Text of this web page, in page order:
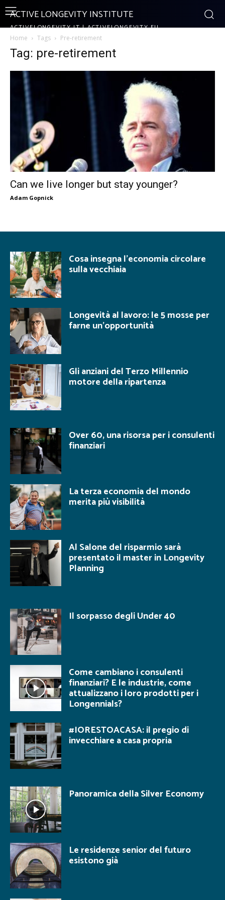
ACTIVE LONGEVITY INSTITUTE
ACTIVELONGEVITY.IT | ACTIVELONGEVITY.EU
Home Tags Pre-retirement
Tag: pre-retirement
Can we live longer but stay younger?
Adam Gopnick
Cosa insegna l’economia circolare
sulla vecchiaia
Longevità al lavoro: le 5 mosse per
farne un’opportunità
Gli anziani del Terzo Millennio
motore della ripartenza
Over 60, una risorsa per i consulenti
finanziari
La terza economia del mondo
merita più visibilità
Al Salone del risparmio sarà
presentato il master in Longevity
Planning
Il sorpasso degli Under 40
Come cambiano i consulenti
finanziari? E le industrie, come
attualizzano i loro prodotti per i
Longennials?
#IORESTOACASA: il pregio di
invecchiare a casa propria
Panoramica della Silver Economy
Le residenze senior del futuro
esistono già